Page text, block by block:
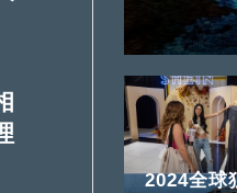
2024全球